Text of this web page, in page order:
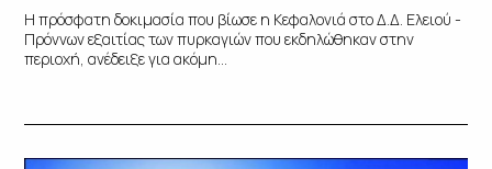
Η πρόσφατη δοκιμασία που βίωσε η Κεφαλονιά στο Δ.Δ. Ελειού -
Πρόννων εξαιτίας των πυρκαγιών που εκδηλώθηκαν στην
περιοχή, ανέδειξε για ακόμη...